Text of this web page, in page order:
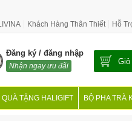
Khách Hàng Thân Thiết Hỗ
Đăng ký / đăng nhập
Nhận ngay ưu đãi Giỏ
QUÀ TẶNG HALIGIFT BỘ PHA TRÀ